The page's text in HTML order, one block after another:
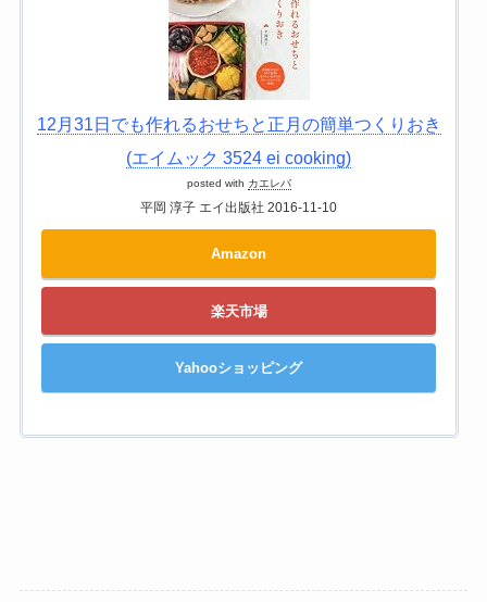
12月31日でも作れるおせちと正月の簡単つくりおき
(エイムック 3524 ei cooking)
posted with カエレバ
平岡 淳子 エイ出版社 2016-11-10
Amazon
楽天市場
Yahooショッピング